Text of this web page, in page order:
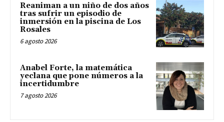
Reaniman a un niño de dos años
tras sufrir un episodio de
inmersión en la piscina de Los
Rosales
6 agosto 2026
Anabel Forte, la matemática
yeclana que pone números a la
incertidumbre
7 agosto 2026